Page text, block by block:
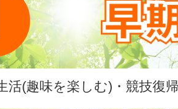
活(趣味を楽しむ)・競技復